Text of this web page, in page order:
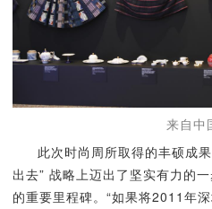
来自中
此次时尚周所取得的丰硕成
出去” 战略上迈出了坚实有力的
的重要里程碑。“如果将2011年